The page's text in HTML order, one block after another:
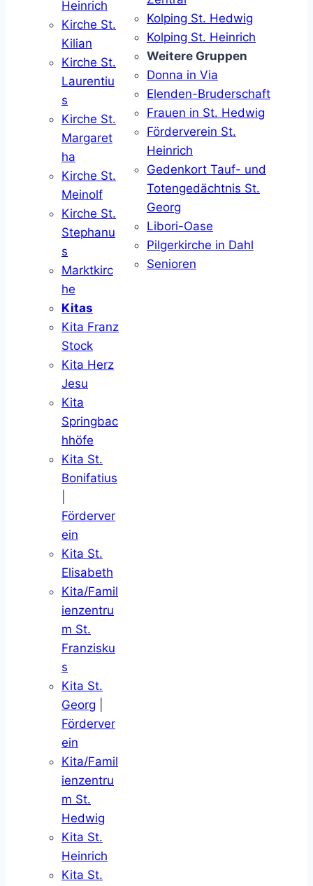
Heinrich
Kirche St.
Kilian
Kirche St.
Laurentiu
s
Kirche St.
Margaret
ha
Kirche St.
Meinolf
Kirche St.
Stephanu
s
Marktkirc
he
Kitas
Kita Franz
Stock
Kita Herz
Jesu
Kita
Springbac
hhöfe
Kita St.
Bonifatius
Förderver
ein
Kita St.
Elisabeth
Kita/Famil
ienzentru
m St.
Franzisku
s
Kita St.
Georg
Förderver
ein
Kita/Famil
ienzentru
m St.
Hedwig
Kita St.
Heinrich
Kita St.
Kolping St. Hedwig
Kolping St. Heinrich
Weitere Gruppen
Donna in Via
Elenden-Bruderschaft
Frauen in St. Hedwig
Förderverein St.
Heinrich
Gedenkort Tauf- und
Totengedächtnis St.
Georg
Libori-Oase
Pilgerkirche in Dahl
Senioren